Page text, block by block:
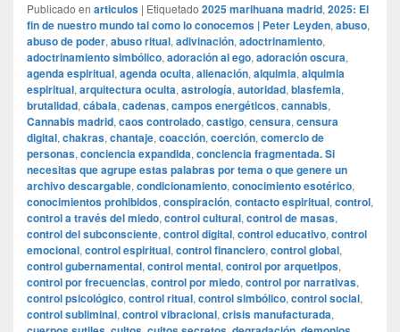
Publicado en articulos | Etiquetado 2025 marihuana madrid, 2025: El
fin de nuestro mundo tal como lo conocemos | Peter Leyden, abuso,
abuso de poder, abuso ritual, adivinación, adoctrinamiento,
adoctrinamiento simbólico, adoración al ego, adoración oscura,
agenda espiritual, agenda oculta, alienación, alquimia, alquimia
espiritual, arquitectura oculta, astrología, autoridad, blasfemia,
brutalidad, cábala, cadenas, campos energéticos, cannabis,
Cannabis madrid, caos controlado, castigo, censura, censura
digital, chakras, chantaje, coacción, coerción, comercio de
personas, conciencia expandida, conciencia fragmentada. Si
necesitas que agrupe estas palabras por tema o que genere un
archivo descargable, condicionamiento, conocimiento esotérico,
conocimientos prohibidos, conspiración, contacto espiritual, control,
control a través del miedo, control cultural, control de masas,
control del subconsciente, control digital, control educativo, control
emocional, control espiritual, control financiero, control global,
control gubernamental, control mental, control por arquetipos,
control por frecuencias, control por miedo, control por narrativas,
control psicológico, control ritual, control simbólico, control social,
control subliminal, control vibracional, crisis manufacturada,